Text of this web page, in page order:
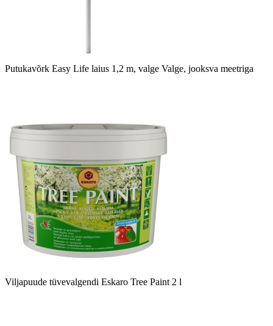
Putukavõrk Easy Life laius 1,2 m, valge Valge, jooksva meetriga
Viljapuude tüvevalgendi Eskaro Tree Paint 2 l